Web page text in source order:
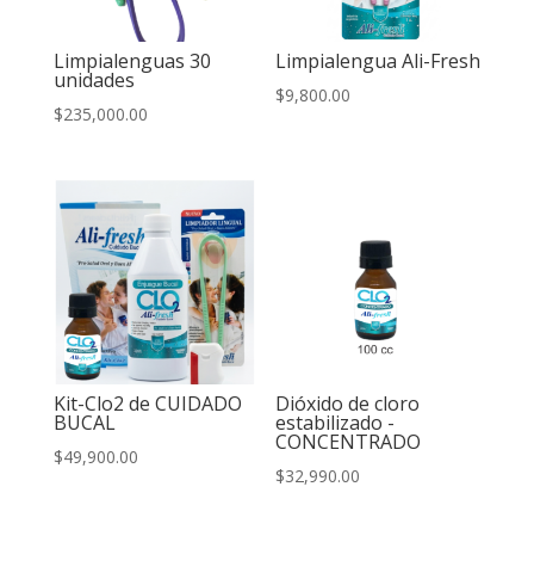
Limpialenguas 30
unidades
$235,000.00
Limpialengua Ali-Fresh
$9,800.00
Kit-Clo2 de CUIDADO
BUCAL
$49,900.00
Dióxido de cloro
estabilizado -
CONCENTRADO
$32,990.00